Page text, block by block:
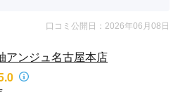
口コミ公開日：2026年06月08日
アンジュ名古屋本店